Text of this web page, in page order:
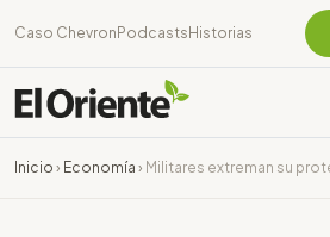
Caso Chevron Podcasts Historias
Inicio › Economía › Militares extreman su